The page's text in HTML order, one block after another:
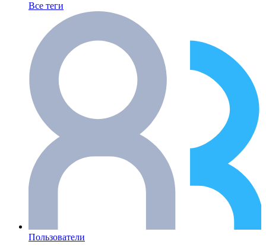
Все теги
Пользователи